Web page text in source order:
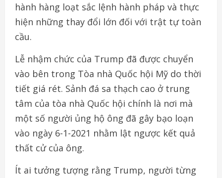
hành hàng loạt sắc lệnh hành pháp và thực
hiện những thay đổi lớn đối với trật tự toàn
cầu.
Lễ nhậm chức của Trump đã được chuyển
vào bên trong Tòa nhà Quốc hội Mỹ do thời
tiết giá rét. Sảnh đá sa thạch cao ở trung
tâm của tòa nhà Quốc hội chính là nơi mà
một số người ủng hộ ông đã gây bạo loạn
vào ngày 6-1-2021 nhằm lật ngược kết quả
thất cử của ông.
Ít ai tưởng tượng rằng Trump, người từng